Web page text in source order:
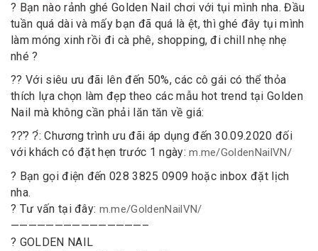
? Bạn nào rảnh ghé Golden Nail chơi với tụi mình nha. Đầu
tuần quá dài và mấy bạn đã quá là ệt, thì ghé đây tụi mình
làm móng xinh rồi đi cà phê, shopping, đi chill nhẹ nhẹ
nhé ?
?? Với siêu ưu đãi lên đến 50%, các cô gái có thể thỏa
thích lựa chọn làm đẹp theo các mẫu hot trend tại Golden
Nail mà không cần phải lăn tăn về giá:
??̛? ?́: Chương trình ưu đãi áp dụng đến 30.09.2020 đối
với khách có đặt hẹn trước 1 ngày:m.me/GoldenNailVN/
? Bạn gọi điện đến 028 3825 0909 hoặc inbox đặt lịch
nha.
? Tư vấn tại đây: m.me/GoldenNailVN/
———————————————–
? GOLDEN NAIL